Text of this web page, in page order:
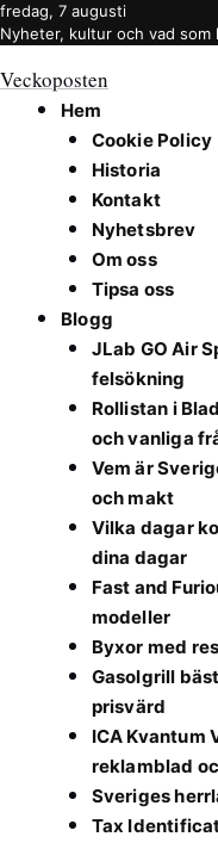
fredag, 7 augusti
Nyheter, kultur och vad som
Veckoposten
Hem
Cookie Policy
Historia
Kontakt
Nyhetsbrev
Om oss
Tipsa oss
Blogg
JLab GO Air
felsökning
Rollistan i
och vanliga
Vem är
och makt
Vilka dagar
dina dagar
Fast and
modeller
Byxor med
Gasolgrill
prisvärd
ICA Kvantum
reklamblad
Sveriges
Tax